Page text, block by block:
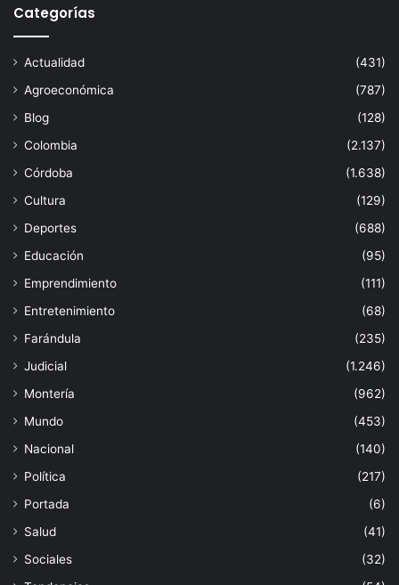
Categorías
Actualidad
(431)
Agroeconómica
(787)
Blog
(128)
Colombia
(2.137)
Córdoba
(1.638)
Cultura
(129)
Deportes
(688)
Educación
(95)
Emprendimiento
(111)
Entretenimiento
(68)
Farándula
(235)
Judicial
(1.246)
Montería
(962)
Mundo
(453)
Nacional
(140)
Política
(217)
Portada
(6)
Salud
(41)
Sociales
(32)